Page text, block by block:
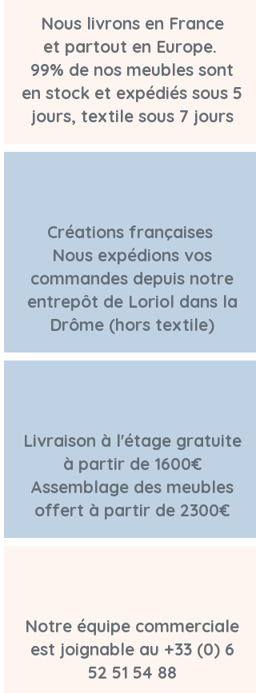
Nous livrons en France
et partout en Europe.
99% de nos meubles sont
en stock et expédiés sous 5
jours, textile sous 7 jours
Créations françaises
Nous expédions vos
commandes depuis notre
entrepôt de Loriol dans la
Drôme (hors textile)
Livraison à l'étage gratuite
à partir de 1600€
Assemblage des meubles
offert à partir de 2300€
Notre équipe commerciale
est joignable au +33 (0) 6
52 51 54 88